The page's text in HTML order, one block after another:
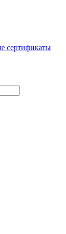
сертификаты